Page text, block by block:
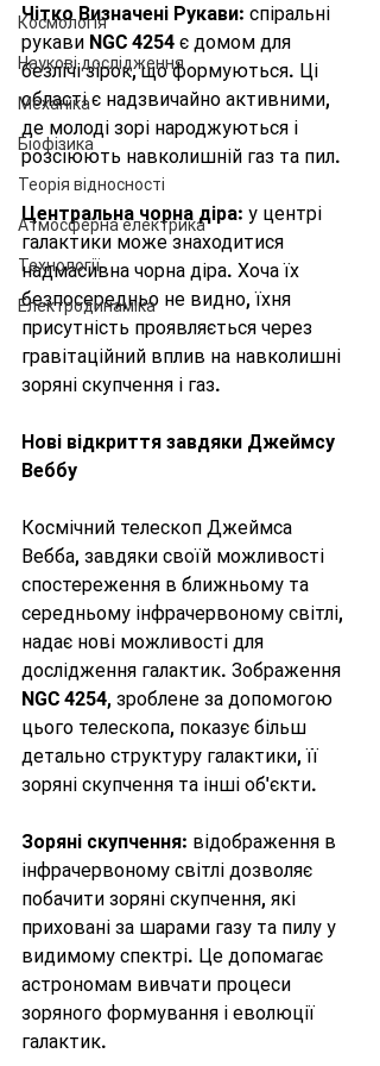
Космологія
Наукові дослідження
Механіка
Біофізика
Теорія відносності
Атмосферна електрика
Технології
Електродинаміка
Чітко Визначені Рукави: спіральні
рукави NGC 4254 є домом для
безлічі зірок, що формуються. Ці
області є надзвичайно активними,
де молоді зорі народжуються і
розсіюють навколишній газ та пил.
Центральна чорна діра: у центрі
галактики може знаходитися
надмасивна чорна діра. Хоча їх
безпосередньо не видно, їхня
присутність проявляється через
гравітаційний вплив на навколишні
зоряні скупчення і газ.
Нові відкриття завдяки Джеймсу
Веббу
Космічний телескоп Джеймса
Вебба, завдяки своїй можливості
спостереження в ближньому та
середньому інфрачервоному світлі,
надає нові можливості для
дослідження галактик. Зображення
NGC 4254, зроблене за допомогою
цього телескопа, показує більш
детально структуру галактики, її
зоряні скупчення та інші об'єкти.
Зоряні скупчення: відображення в
інфрачервоному світлі дозволяє
побачити зоряні скупчення, які
приховані за шарами газу та пилу у
видимому спектрі. Це допомагає
астрономам вивчати процеси
зоряного формування і еволюції
галактик.